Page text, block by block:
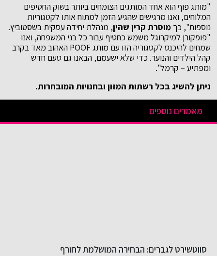
"מותג פוף הוא אחד המותגים הצומחים ביותר בשוק החטיפים
המלוחים, ואנו מרגישים שהגיע הזמן למתוח אותו לקטגוריות
נוספות", כך מוסרת קרין שהין, מנהלת יחידה עסקית בשסטוביץ.
"פופקורן למיקרוגל משמש כחטיף עבור כל בני המשפחה, ואנו
שמחים להיכנס לקטגוריה הזו עם מותג POOF האהוב מאד בקרב
קהל הילדים והנוער. כדי שלא ישעמם, הבאנו גם טעם חדש
ומפתיע – קרמל".
ניתן להשיג בכל רשתות המזון ובחנויות המובחרות.
מאמרים נוספים
סווטשירט לגברים: הבחירה המושלמת לחורף